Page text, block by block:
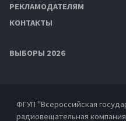
РЕКЛАМОДАТЕЛЯМ
КОНТАКТЫ
ВЫБОРЫ 2026
ФГУП "Всероссийская
радиовещательная